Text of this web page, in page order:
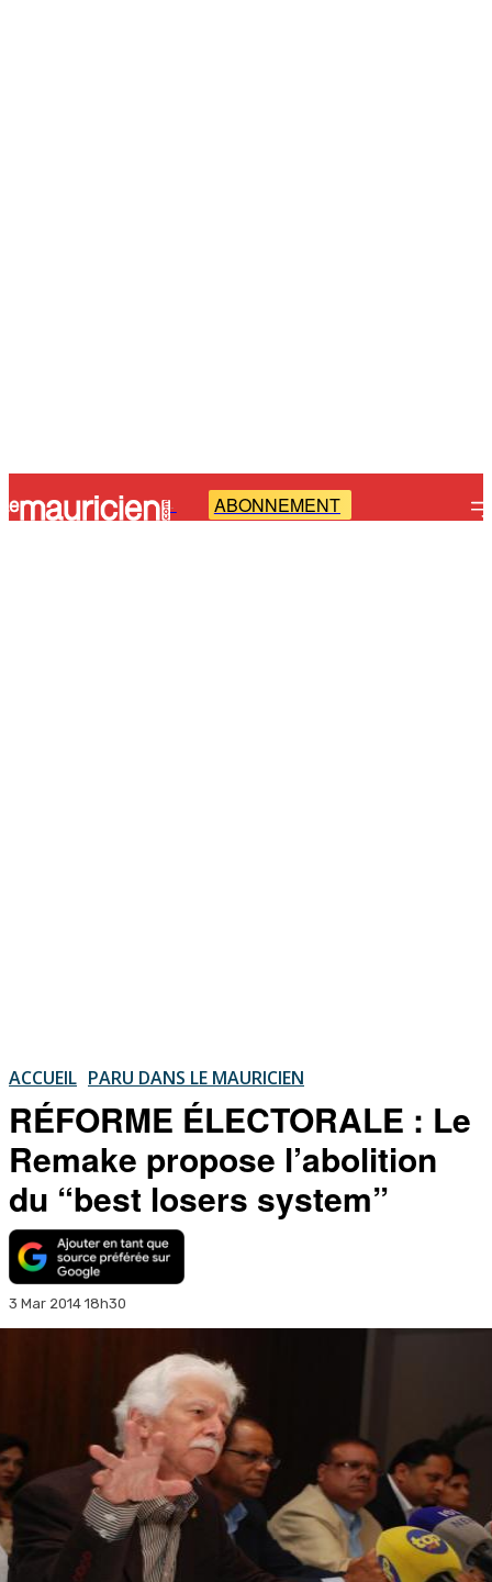
- ABONNEMENT
ACCUEIL PARU DANS LE MAURICIEN
RÉFORME ÉLECTORALE : Le
Remake propose l’abolition
du “best losers system”
3 Mar 2014 18h30